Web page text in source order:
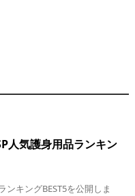
気護身用品ランキン
ンキングBEST5を公開しま